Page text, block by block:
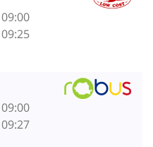
09:00
09:25
09:00
09:27